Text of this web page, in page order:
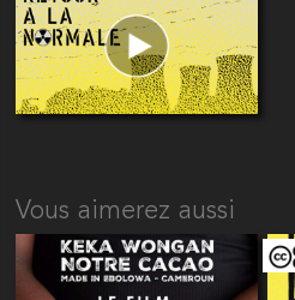
Vous aimerez aussi